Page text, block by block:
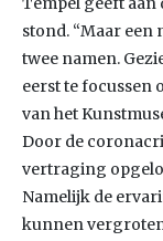
stond. “Maar een
twee namen.
eerst te focussen
van het
Door de
vertraging
Namelijk de
kunnen